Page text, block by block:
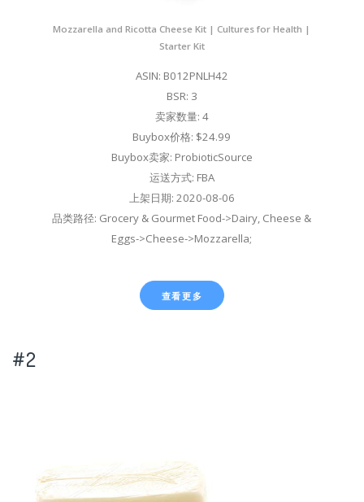
Mozzarella and Ricotta Cheese Kit | Cultures for Health |
Starter Kit
ASIN: B012PNLH42
BSR: 3
卖家数量: 4
Buybox价格: $24.99
Buybox卖家: ProbioticSource
运送方式: FBA
上架日期: 2020-08-06
品类路径: Grocery & Gourmet Food->Dairy, Cheese &
Eggs->Cheese->Mozzarella;
查看更多
#2